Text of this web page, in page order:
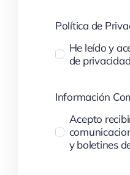
Política de
He leído y
de
Información
Acepto
y boletines